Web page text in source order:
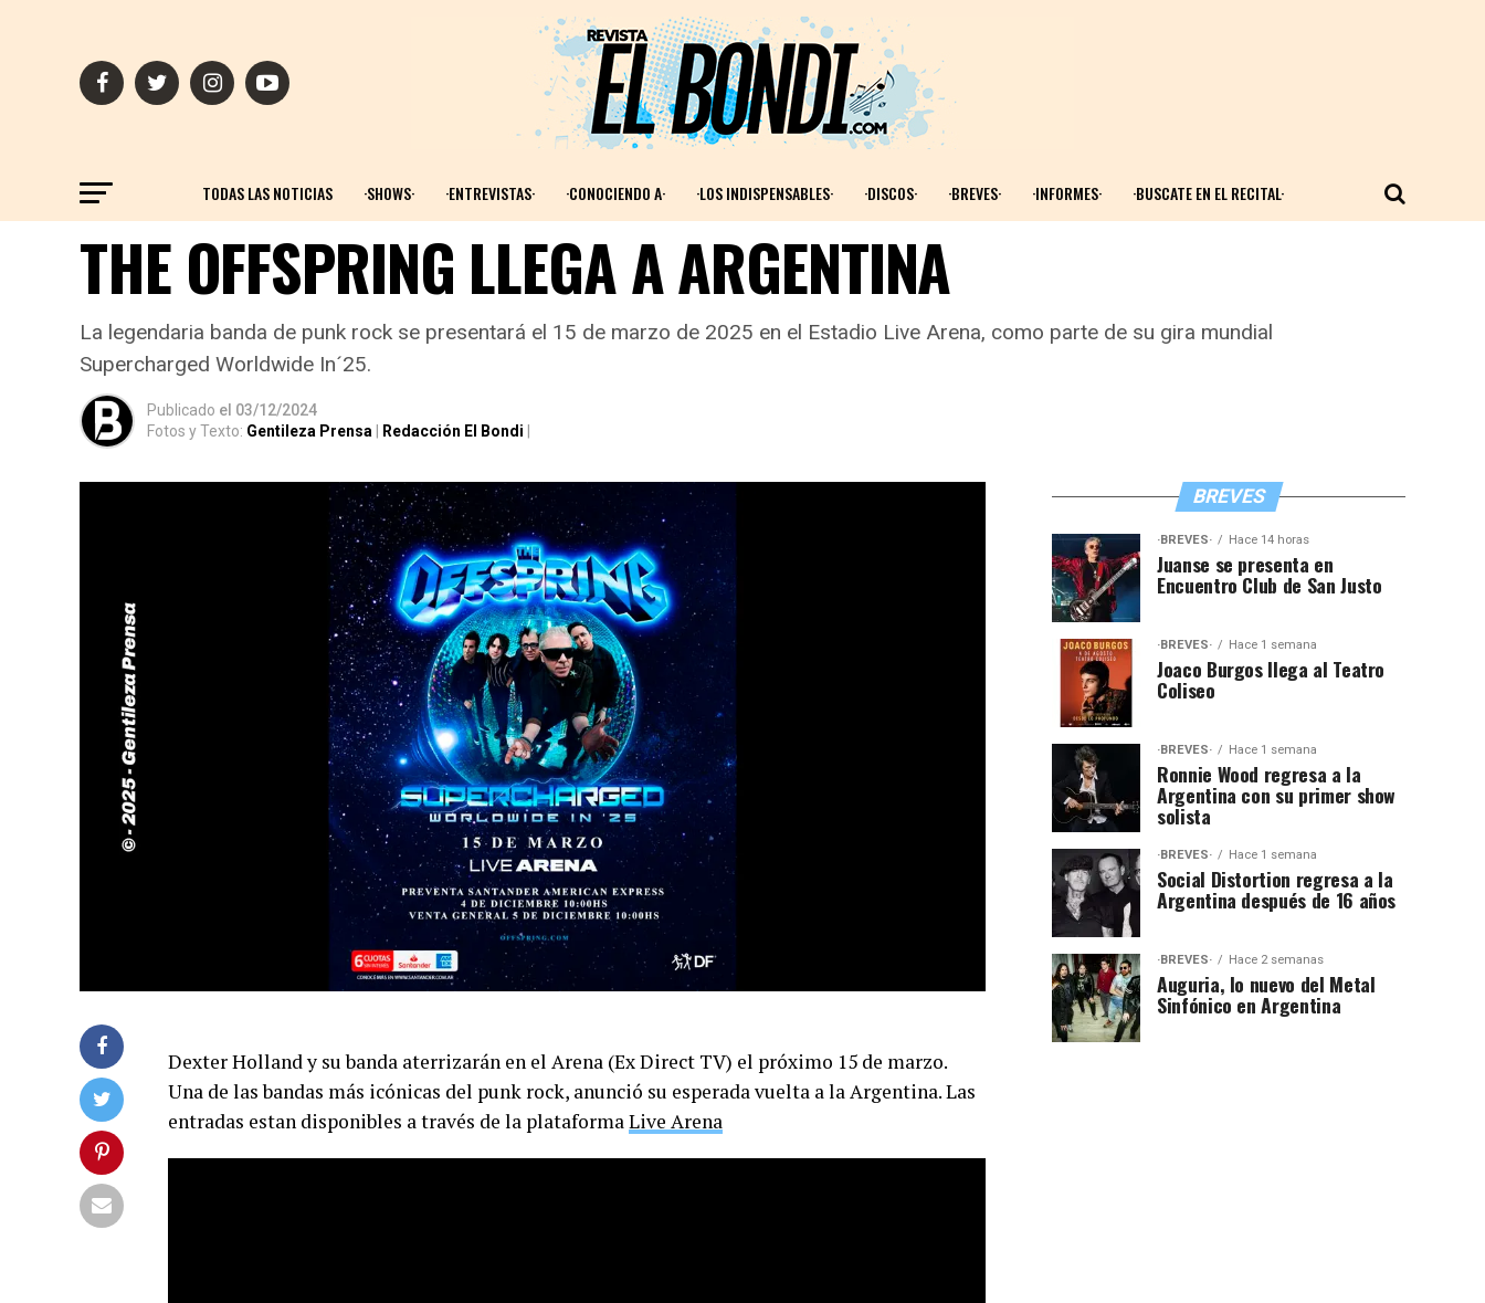
TODAS LAS NOTICIAS ·SHOWS· ·ENTREVISTAS· ·CONOCIENDO A· ·LOS INDISPENSABLES· ·DISCOS· ·BREVES· ·INFORMES· ·BUSCATE EN EL RECITAL·
THE OFFSPRING LLEGA A ARGENTINA
La legendaria banda de punk rock se presentará el 15 de marzo de 2025 en el Estadio Live Arena, como parte de su gira mundial
Supercharged Worldwide In´25.
Publicado el 03/12/2024
Fotos y Texto: Gentileza Prensa Redacción El Bondi
Dexter Holland y su banda aterrizarán en el Arena (Ex Direct TV) el próximo 15 de marzo.
Una de las bandas más icónicas del punk rock, anunció su esperada vuelta a la Argentina. Las
entradas estan disponibles a través de la plataformaLive Arena
BREVES
·BREVES· Hace 14 horas
Juanse se presenta en
Encuentro Club de San Justo
·BREVES· Hace 1 semana
Joaco Burgos llega al Teatro
Coliseo
·BREVES· Hace 1 semana
Ronnie Wood regresa a la
Argentina con su primer show
solista
·BREVES· Hace 1 semana
Social Distortion regresa a la
Argentina después de 16 años
·BREVES· Hace 2 semanas
Auguria, lo nuevo del Metal
Sinfónico en Argentina